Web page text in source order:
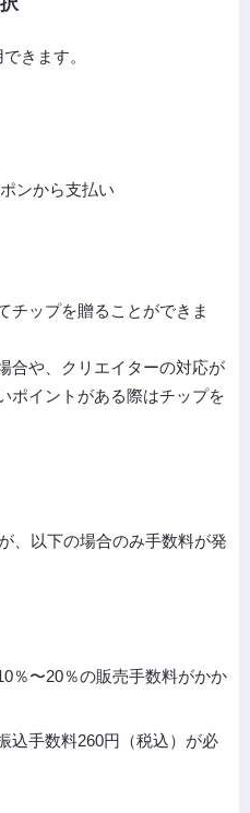
きます。
ンから支払い
チップを贈ることができま
合や、クリエイターの対応が
ポイントがある際はチップを
、以下の場合のみ手数料が発
％〜20％の販売手数料がかか
込手数料260円（税込）が必